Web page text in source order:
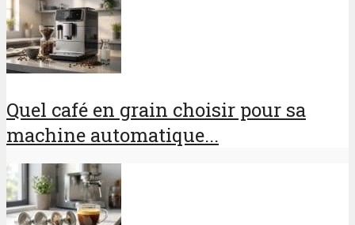
Quel café en grain choisir pour sa
machine automatique...